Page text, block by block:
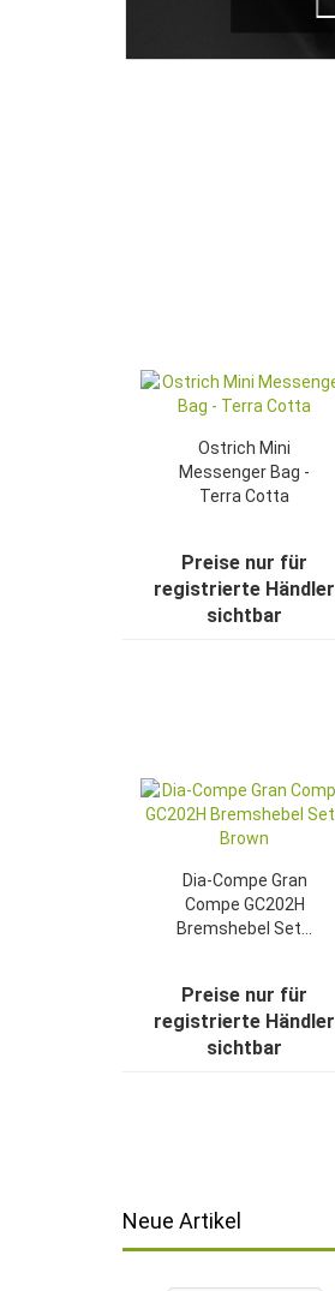
Ostrich Mini
Messenger Bag -
Terra Cotta
Preise nur für
registrierte Händler
sichtbar
Dia-Compe Gran
Compe GC202H
Bremshebel Set...
Preise nur für
registrierte Händler
sichtbar
Neue Artikel